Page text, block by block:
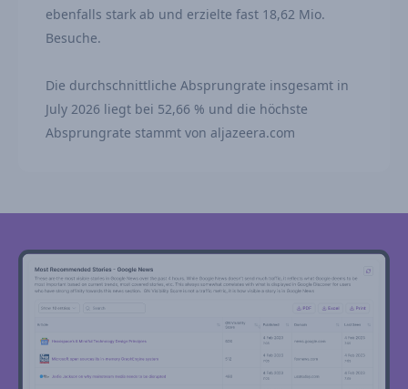
ebenfalls stark ab und erzielte fast 18,62 Mio.
Besuche.
Die durchschnittliche Absprungrate insgesamt in
July 2026 liegt bei 52,66 % und die höchste
Absprungrate stammt von aljazeera.com